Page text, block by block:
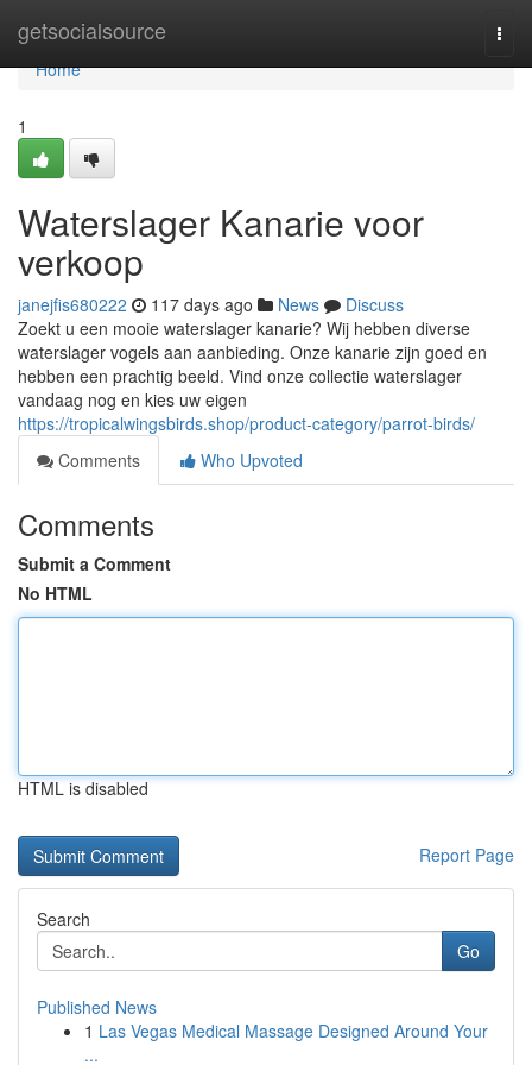
getsocialsource
Home
Home
1
Waterslager Kanarie voor
verkoop
janejfis680222 117 days ago News
Discuss
Zoekt u een mooie waterslager kanarie? Wij hebben diverse
waterslager vogels aan aanbieding. Onze kanarie zijn goed en
hebben een prachtig beeld. Vind onze collectie waterslager
vandaag nog en kies uw eigen
https://tropicalwingsbirds.shop/product-category/parrot-birds/
Comments
Who Upvoted
Comments
Submit a Comment
No HTML
HTML is disabled
Report Page
Search
Go
Published News
1 Las Vegas Medical Massage Designed Around Your
...